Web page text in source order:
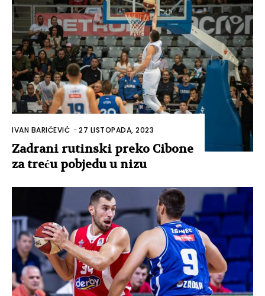
IVAN BARIČEVIĆ -27 LISTOPADA, 2023
Zadrani rutinski preko Cibone
za treću pobjedu u nizu